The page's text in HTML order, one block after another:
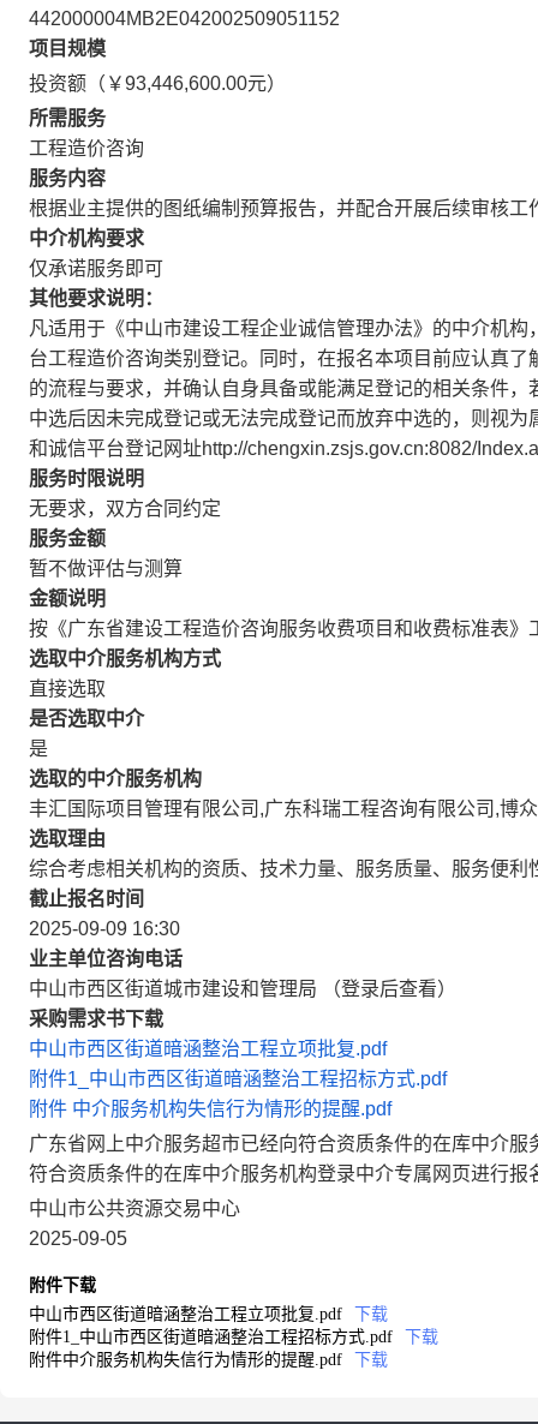
442000004MB2E042002509051152
项目规模
投资额（￥93,446,600.00元）
所需服务
工程造价咨询
服务内容
根据业主提供的图纸编制预算报告，并配合开展后续审核工
中介机构要求
仅承诺服务即可
其他要求说明：
凡适用于《中山市建设工程企业诚信管理办法》的中介机
台工程造价咨询类别登记。同时，在报名本项目前应认真
的流程与要求，并确认自身具备或能满足登记的相关条件
中选后因未完成登记或无法完成登记而放弃中选的，则视
和诚信平台登记网址http://chengxin.zsjs.gov.cn:8082/
服务时限说明
无要求，双方合同约定
服务金额
暂不做评估与测算
金额说明
按《广东省建设工程造价咨询服务收费项目和收费标准表
选取中介服务机构方式
直接选取
是否选取中介
是
选取的中介服务机构
丰汇国际项目管理有限公司,广东科瑞工程咨询有限公司,博
选取理由
综合考虑相关机构的资质、技术力量、服务质量、服务便
截止报名时间
2025-09-09 16:30
业主单位咨询电话
中山市西区街道城市建设和管理局 （登录后查看）
采购需求书下载
中山市西区街道暗涵整治工程立项批复.pdf
附件1_中山市西区街道暗涵整治工程招标方式.pdf
附件 中介服务机构失信行为情形的提醒.pdf
广东省网上中介服务超市已经向符合资质条件的在库中介
符合资质条件的在库中介服务机构登录中介专属网页进行报
中山市公共资源交易中心
2025-09-05
附件下载
中山市西区街道暗涵整治工程立项批复.pdf
下载
附件1_中山市西区街道暗涵整治工程招标方式.pdf
下载
附件中介服务机构失信行为情形的提醒.pdf
下载